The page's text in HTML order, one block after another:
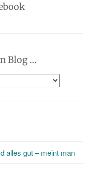
Blog …
alles gut – meint man